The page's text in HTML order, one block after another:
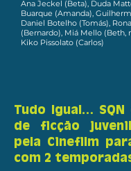
Ana Jeckel (Beta), Duda
Buarque (Amanda),
Daniel Botelho (Tomás),
(Bernardo), Miá Mello (Beth,
Kiko Pissolato (Carlos)
Tudo Igual…
de ficção
pela Cinefilm
com 2